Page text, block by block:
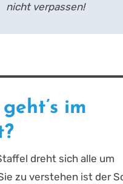
nicht verpassen!
im
dreht sich alle um
zu verstehen ist der